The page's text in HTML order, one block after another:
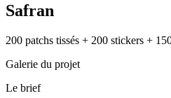
Safran
200 patchs tissés + 200 stickers +
Galerie du projet
Le brief